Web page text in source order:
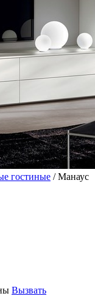
гостиные / Манаус
Вызвать